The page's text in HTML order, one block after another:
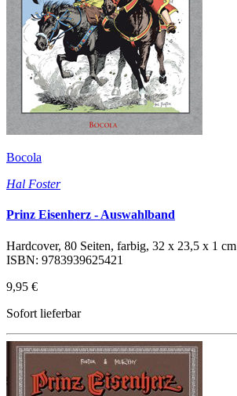
Bocola
Hal Foster
Prinz Eisenherz - Auswahlband
Hardcover, 80 Seiten, farbig, 32 x 23,5 x 1 cm
ISBN: 9783939625421
9,95 €
Sofort lieferbar